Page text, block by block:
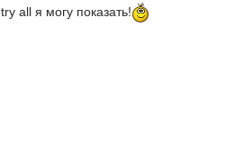
try all я могу показать!